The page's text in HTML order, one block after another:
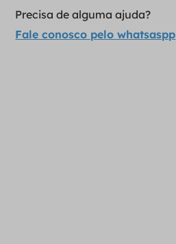
Precisa de alguma ajuda?
Fale conosco pelo whatsaspp